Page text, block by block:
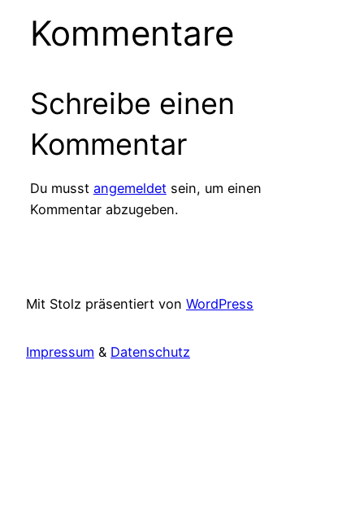
Kommentare
Schreibe einen
Kommentar
Du musst angemeldetsein, um einen
Kommentar abzugeben.
Mit Stolz präsentiert von WordPress
Impressum & Datenschutz